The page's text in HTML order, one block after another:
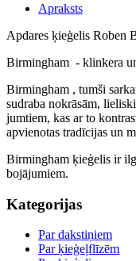
Apraksts
Apdares ķieģelis Roben
Birmingham - klinkera
Birmingham , tumši
sudraba nokrāsām,
jumtiem, kas ar to
apvienotas tradīcijas un
Birmingham ķieģelis ir
bojājumiem.
Kategorijas
Par dakstiņiem
Par ķieģeļflīzēm